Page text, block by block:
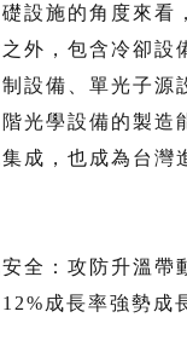
設施的角度來看
外，包含冷卻設
設備、單光子源
光學設備的製造
成，也成為台灣
安全：攻防升溫帶
成長率強勢成